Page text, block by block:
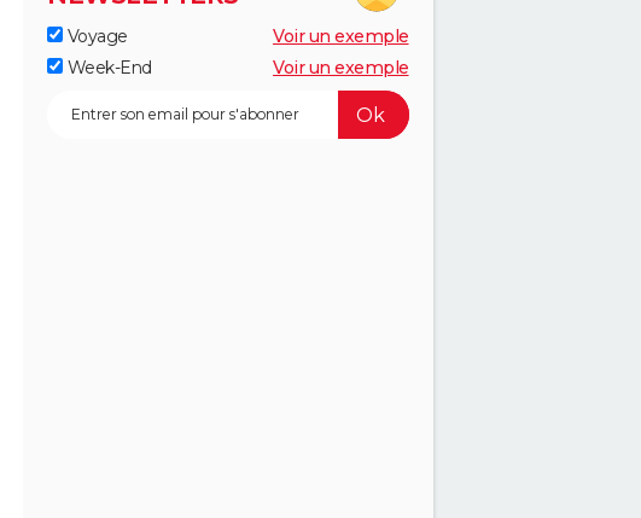
Voyage
Voir un exemple
Week-End
Voir un exemple